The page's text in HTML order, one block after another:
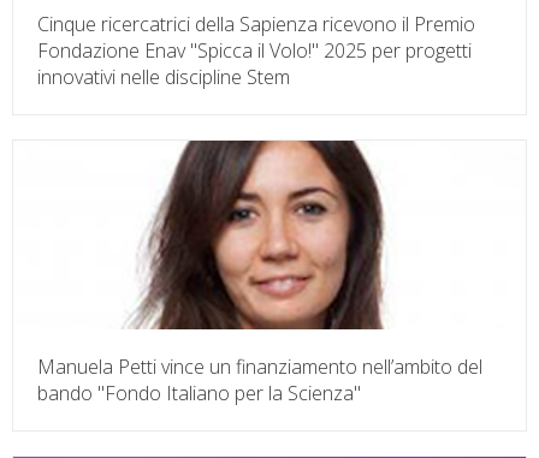
Cinque ricercatrici della Sapienza ricevono il Premio
Fondazione Enav "Spicca il Volo!" 2025 per progetti
innovativi nelle discipline Stem
Manuela Petti vince un finanziamento nell’ambito del
bando "Fondo Italiano per la Scienza"